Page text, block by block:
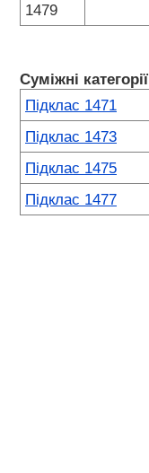
1479
Суміжні категорії
Підклас 1471
Підклас 1473
Підклас 1475
Підклас 1477